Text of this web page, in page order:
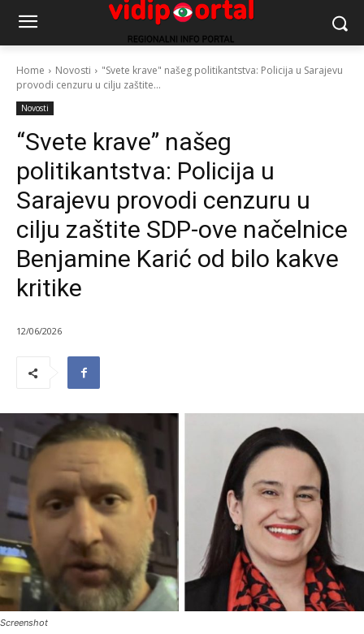
Home Novosti
"Svete krave" našeg politikantstva: Policija u Sarajevu
provodi cenzuru u cilju zaštite...
Novosti
“Svete krave” našeg
politikantstva: Policija u
Sarajevu provodi cenzuru u
cilju zaštite SDP-ove načelnice
Benjamine Karić od bilo kakve
kritike
12/06/2026
Screenshot